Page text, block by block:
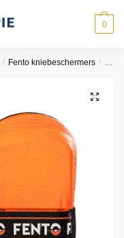
0
/ Fento kniebeschermers /
🔍